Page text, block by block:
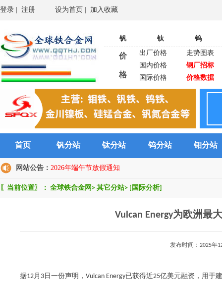
登录 注册 设为首页 加入收藏
钒 钛 钨
价
格
出厂价格
走势图表
国内价格
钢厂招标
国际价格
价格数据
首页 钒分站 钛分站 钨分站 钼分站
网站公告： 2026年端午节放假通知
〖当前位置〗： 全球铁合金网 > 其它分站> [国际分析]
Vulcan Energy为欧洲最
发布时间：2025
据12月3日一份声明，Vulcan Energy已获得近25亿美元融资，用